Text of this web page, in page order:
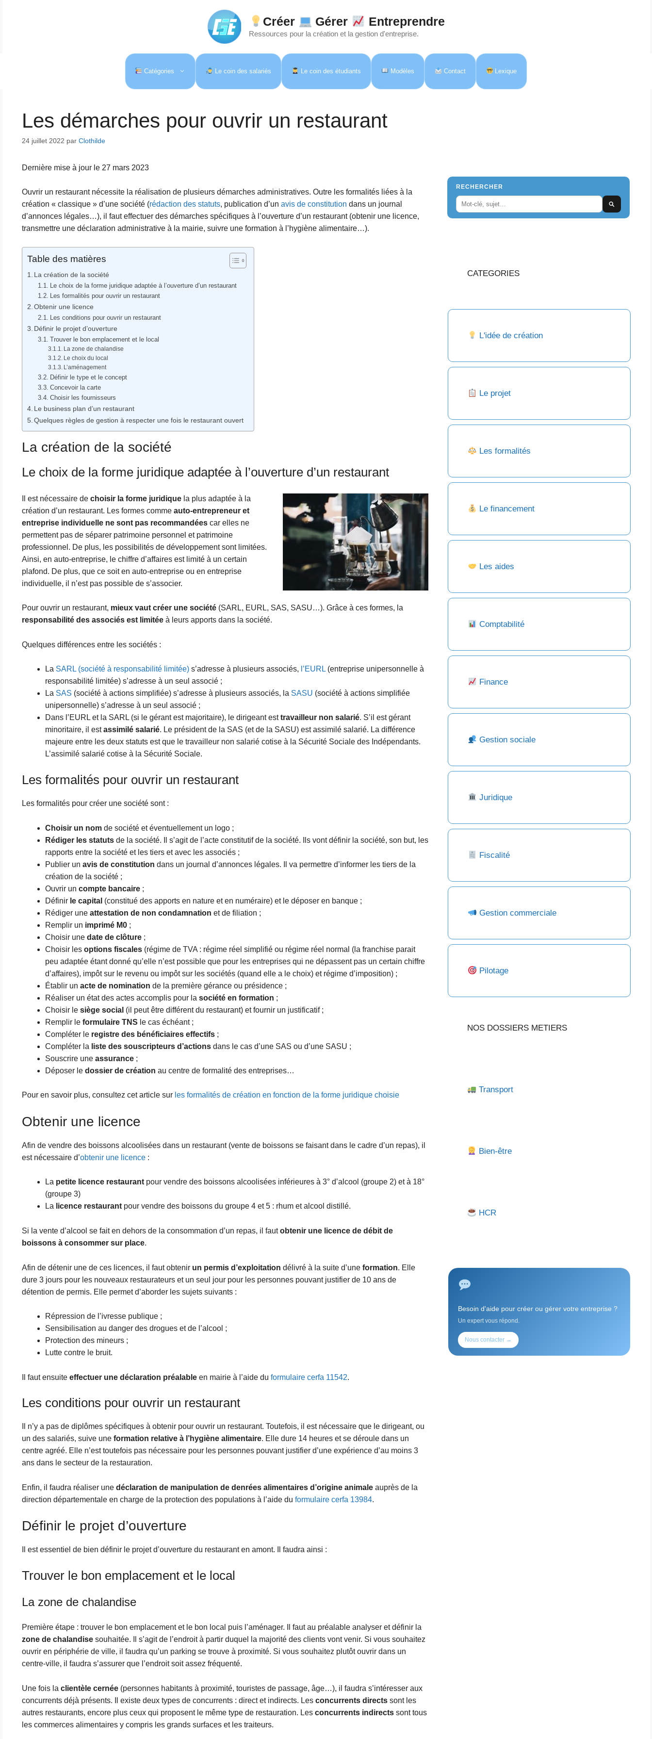
Créer Gérer Entreprendre
Ressources pour la création et la gestion d'entreprise.
Catégories Le coin des salariés Le coin des étudiants Modèles Contact Lexique
Les démarches pour ouvrir un restaurant
24 juillet 2022 par Clothilde
Dernière mise à jour le 27 mars 2023
Ouvrir un restaurant nécessite la réalisation de plusieurs démarches administratives. Outre les formalités liées à la
création « classique » d’une société (rédaction des statuts, publication d’un avis de constitution dans un journal
d’annonces légales…), il faut effectuer des démarches spécifiques à l’ouverture d’un restaurant (obtenir une licence,
transmettre une déclaration administrative à la mairie, suivre une formation à l’hygiène alimentaire…).
Table des matières
La création de la société
Le choix de la forme juridique adaptée à l’ouverture d’un restaurant
Les formalités pour ouvrir un restaurant
Obtenir une licence
Les conditions pour ouvrir un restaurant
Définir le projet d’ouverture
Trouver le bon emplacement et le local
La zone de chalandise
Le choix du local
L’aménagement
Définir le type et le concept
Concevoir la carte
Choisir les fournisseurs
Le business plan d’un restaurant
Quelques règles de gestion à respecter une fois le restaurant ouvert
La création de la société
Le choix de la forme juridique adaptée à l’ouverture d’un restaurant
Il est nécessaire de choisir la forme juridiquela plus adaptée à la
création d’un restaurant. Les formes comme auto-entrepreneur et
entreprise individuelle ne sont pas recommandées car elles ne
permettent pas de séparer patrimoine personnel et patrimoine
professionnel. De plus, les possibilités de développement sont limitées.
Ainsi, en auto-entreprise, le chiffre d’affaires est limité à un certain
plafond. De plus, que ce soit en auto-entreprise ou en entreprise
individuelle, il n’est pas possible de s’associer.
Pour ouvrir un restaurant, mieux vaut créer une société(SARL, EURL, SAS, SASU…). Grâce à ces formes, la
responsabilité des associés est limitéeà leurs apports dans la société.
Quelques différences entre les sociétés :
La SARL (société à responsabilité limitée)s’adresse à plusieurs associés, l’EURL(entreprise unipersonnelle à
responsabilité limitée) s’adresse à un seul associé ;
La SAS (société à actions simplifiée) s’adresse à plusieurs associés, la SASU (société à actions simplifiée
unipersonnelle) s’adresse à un seul associé ;
Dans l’EURL et la SARL (si le gérant est majoritaire), le dirigeant esttravailleur non salarié. S’il est gérant
minoritaire, il estassimilé salarié. Le président de la SAS (et de la SASU) est assimilé salarié. La différence
majeure entre les deux statuts est que le travailleur non salarié cotise à la Sécurité Sociale des Indépendants.
L’assimilé salarié cotise à la Sécurité Sociale.
Les formalités pour ouvrir un restaurant
Les formalités pour créer une société sont :
Choisir un nomde société et éventuellement un logo ;
Rédiger les statutsde la société. Il s’agit de l’acte constitutif de la société. Ils vont définir la société, son but, les
rapports entre la société et les tiers et avec les associés ;
Publier un avis de constitution dans un journal d’annonces légales. Il va permettre d’informer les tiers de la
création de la société ;
Ouvrir un compte bancaire;
Définir le capital (constitué des apports en nature et en numéraire) et le déposer en banque ;
Rédiger une attestation de non condamnation et de filiation ;
Remplir un imprimé M0;
Choisir une date de clôture;
Choisir les options fiscales(régime de TVA : régime réel simplifié ou régime réel normal (la franchise parait
peu adaptée étant donné qu’elle n’est possible que pour les entreprises qui ne dépassent pas un certain chiffre
d’affaires), impôt sur le revenu ou impôt sur les sociétés (quand elle a le choix) et régime d’imposition) ;
Établir un acte de nomination de la première gérance ou présidence ;
Réaliser un état des actes accomplis pour la société en formation ;
Choisir le siège social (il peut être différent du restaurant) et fournir un justificatif ;
Remplir le formulaire TNS le cas échéant ;
Compléter le registre des bénéficiaires effectifs;
Compléter la liste des souscripteurs d’actionsdans le cas d’une SAS ou d’une SASU ;
Souscrire une assurance;
Déposer ledossier de création au centre de formalité des entreprises…
Pour en savoir plus, consultez cet article sur les formalités de création en fonction de la forme juridique choisie
Obtenir une licence
Afin de vendre des boissons alcoolisées dans un restaurant (vente de boissons se faisant dans le cadre d’un repas), il
est nécessaire d’obtenir une licence:
La petite licence restaurantpour vendre des boissons alcoolisées inférieures à 3° d’alcool (groupe 2) et à 18°
(groupe 3)
La licence restaurantpour vendre des boissons du groupe 4 et 5 : rhum et alcool distillé.
Si la vente d’alcool se fait en dehors de la consommation d’un repas, il fautobtenir une licence de débit de
boissons à consommer sur place.
Afin de détenir une de ces licences, il faut obtenir un permis d’exploitation délivré à la suite d’une formation. Elle
dure 3 jours pour les nouveaux restaurateurs et un seul jour pour les personnes pouvant justifier de 10 ans de
détention de permis. Elle permet d’aborder les sujets suivants :
Répression de l’ivresse publique ;
Sensibilisation au danger des drogues et de l’alcool ;
Protection des mineurs ;
Lutte contre le bruit.
Il faut ensuite effectuer une déclaration préalableen mairie à l’aide du formulaire cerfa 11542.
Les conditions pour ouvrir un restaurant
Il n’y a pas de diplômes spécifiques à obtenir pour ouvrir un restaurant. Toutefois, il est nécessaire que le dirigeant, ou
un des salariés, suive uneformation relative à l’hygiène alimentaire. Elle dure 14 heures et se déroule dans un
centre agréé. Elle n’est toutefois pas nécessaire pour les personnes pouvant justifier d’une expérience d’au moins 3
ans dans le secteur de la restauration.
Enfin, il faudra réaliser unedéclaration de manipulation de denrées alimentaires d’origine animaleauprès de la
direction départementale en charge de la protection des populations à l’aide du formulaire cerfa 13984.
Définir le projet d’ouverture
Il est essentiel de bien définir le projet d’ouverture du restaurant en amont. Il faudra ainsi :
Trouver le bon emplacement et le local
La zone de chalandise
Première étape : trouver le bon emplacement et le bon local puis l’aménager. Il faut au préalable analyser et définir la
zone de chalandisesouhaitée. Il s’agit de l’endroit à partir duquel la majorité des clients vont venir. Si vous souhaitez
ouvrir en périphérie de ville, il faudra qu’un parking se trouve à proximité. Si vous souhaitez plutôt ouvrir dans un
centre-ville, il faudra s’assurer que l’endroit soit assez fréquenté.
Une fois la clientèle cernée(personnes habitants à proximité, touristes de passage, âge…), il faudra s’intéresser aux
concurrents déjà présents. Il existe deux types de concurrents : direct et indirects. Les concurrents directssont les
autres restaurants, encore plus ceux qui proposent le même type de restauration. Les concurrents indirectssont tous
les commerces alimentaires y compris les grands surfaces et les traiteurs.
RECHERCHER
CATEGORIES
L'idée de création
Le projet
Les formalités
Le financement
Les aides
Comptabilité
Finance
Gestion sociale
Juridique
Fiscalité
Gestion commerciale
Pilotage
NOS DOSSIERS METIERS
Transport
Bien-être
HCR
Besoin d'aide pour créer ou gérer votre entreprise ?
Un expert vous répond.
Nous contacter →